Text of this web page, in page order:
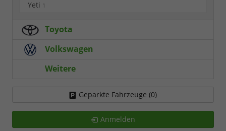
Yeti 1
Toyota
Volkswagen
Weitere
Geparkte Fahrzeuge (0)
Anmelden